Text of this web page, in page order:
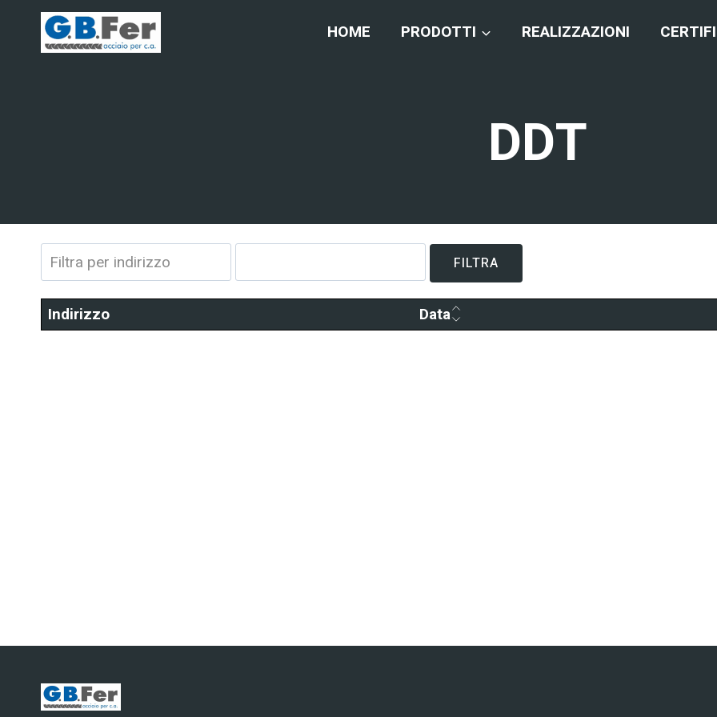
contenuto
HOME PRODOTTI REALIZZAZIONI
DDT
FILTRA
Indirizzo Data